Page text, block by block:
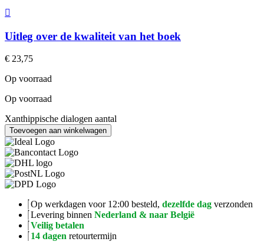
Uitleg over de kwaliteit van het boek
€ 23,75
Op voorraad
Op voorraad
Xanthippische dialogen aantal
Toevoegen aan winkelwagen
Op werkdagen voor 12:00 besteld, dezelfde dag verzonden
Levering binnen Nederland & naar België
Veilig betalen
14 dagen retourtermijn